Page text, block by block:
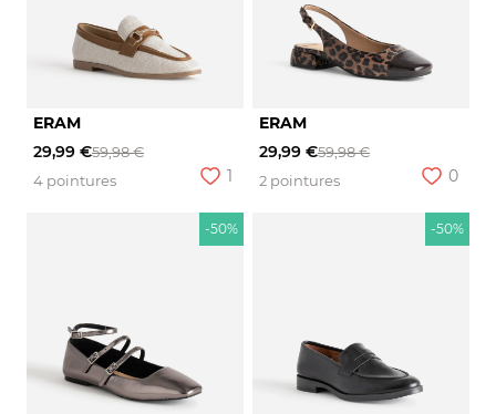
ERAM
29,99 €59,98 €
4 pointures
1
ERAM
29,99 €59,98 €
2 pointures
0
-50% -50%